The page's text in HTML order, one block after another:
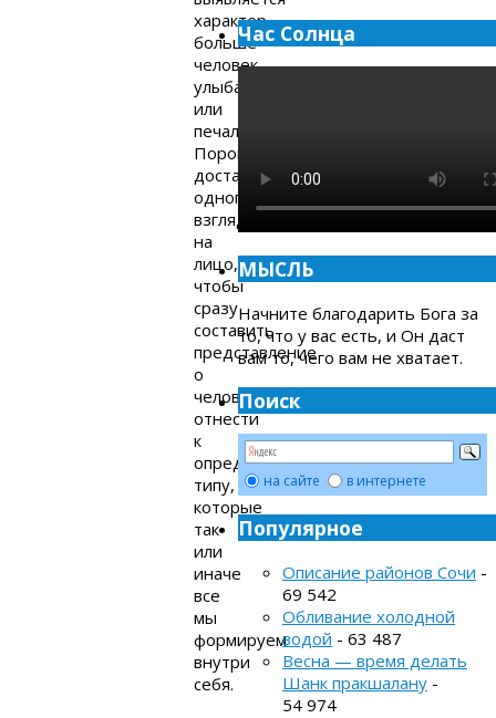
характер,
больше
человек
улыбается
или
печалится.
Порой
достаточно
одного
взгляда
на
лицо,
чтобы
сразу
составить
представление
о
человеке,
отнести
к
определённому
типу,
которые
так
или
иначе
все
мы
формируем
внутри
себя.
Час Солнца
МЫСЛЬ
Начните благодарить Бога за
то, что у вас есть, и Он даст
вам то, чего вам не хватает.
Поиск
на сайте в интернете
Популярное
Описание районов Сочи -
69 542
Обливание холодной
водой - 63 487
Весна — время делать
Шанк пракшалану -
54 974